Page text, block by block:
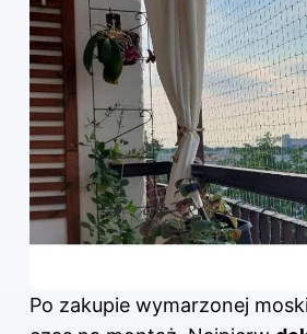
Po zakupie wymarzonej